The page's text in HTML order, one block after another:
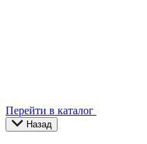
Перейти в каталог
Назад